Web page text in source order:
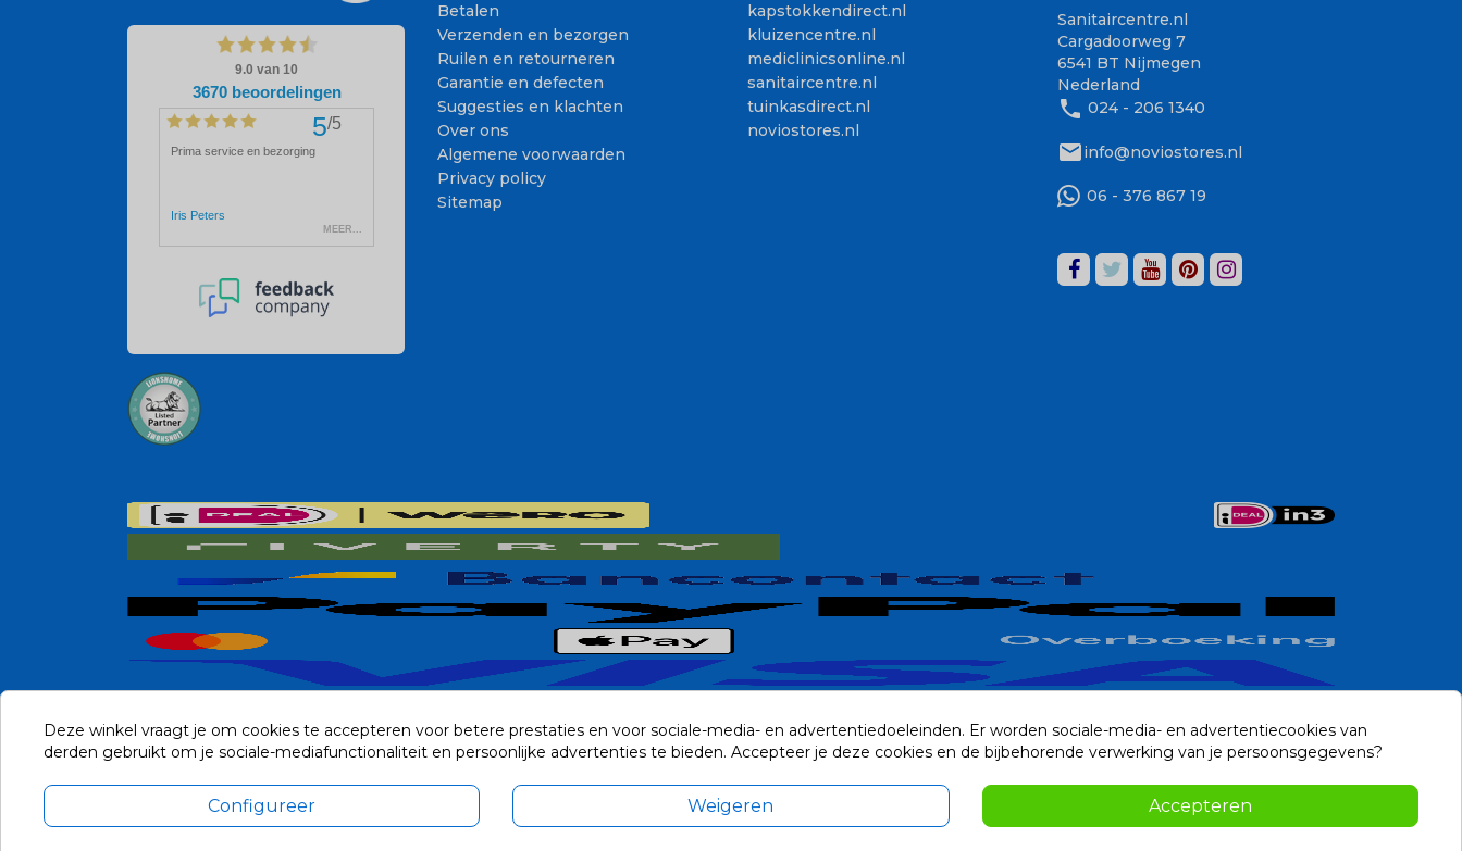
Betalen
Verzenden en bezorgen
Ruilen en retourneren
Garantie en defecten
Suggesties en klachten
Over ons
Algemene voorwaarden
Privacy policy
Sitemap
kapstokkendirect.nl
kluizencentre.nl
mediclinicsonline.nl
sanitaircentre.nl
tuinkasdirect.nl
noviostores.nl
Sanitaircentre.nl
Cargadoorweg 7
6541 BT Nijmegen
Nederland
phone 024 - 206 1340
mailinfo@noviostores.nl
06 - 376 867 19
Alle prijzen zijn in Euro, inclusief BTW en andere heffingen en exclusief eventuele verzendkosten.
© 2014-2026 Noviostores.nl. Alle rechten voorbehouden.
Deze winkel vraagt je om cookies te accepteren voor betere prestaties en voor sociale-media- en advertentiedoeleinden. Er worden sociale-media- en advertentiecookies van
derden gebruikt om je sociale-mediafunctionaliteit en persoonlijke advertenties te bieden. Accepteer je deze cookies en de bijbehorende verwerking van je persoonsgegevens?
Configureer Weigeren Accepteren